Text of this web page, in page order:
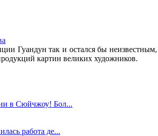
Гуандун так и остался бы
картин великих художников.
в Сюйчжоу! Бол...
работа де...